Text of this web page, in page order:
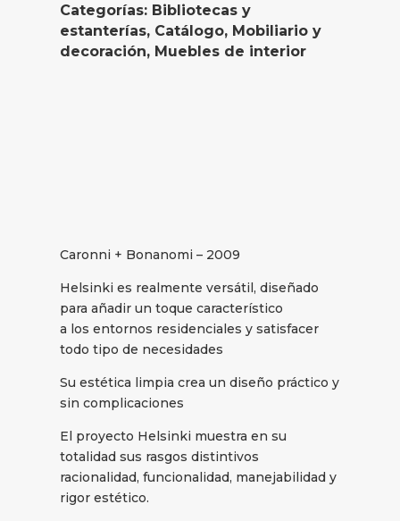
Categorías: Bibliotecas y
estanterías, Catálogo, Mobiliario y
decoración, Muebles de interior
Caronni + Bonanomi – 2009
Helsinki es realmente versátil, diseñado
para añadir un toque característico
a los entornos residenciales y satisfacer
todo tipo de necesidades
Su estética limpia crea un diseño práctico y
sin complicaciones
El proyecto Helsinki muestra en su
totalidad sus rasgos distintivos
racionalidad, funcionalidad, manejabilidad y
rigor estético.